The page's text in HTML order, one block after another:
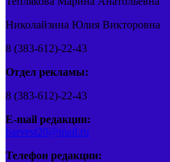
Николайзина Юлия Викторовна
8 (383-612)-22-43
Отдел рекламы:
8 (383-612)-22-43
E-mail редакции:
barvest20@mail.ru
Телефон редакции: